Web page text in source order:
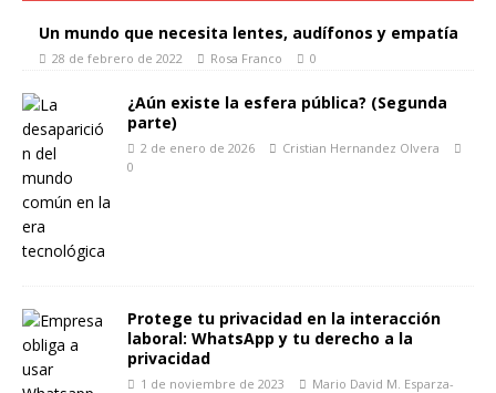
Un mundo que necesita lentes, audífonos y empatía
28 de febrero de 2022 Rosa Franco 0
¿Aún existe la esfera pública? (Segunda
parte)
2 de enero de 2026
Cristian Hernandez Olvera
0
Protege tu privacidad en la interacción
laboral: WhatsApp y tu derecho a la
privacidad
1 de noviembre de 2023
Mario David M. Esparza-